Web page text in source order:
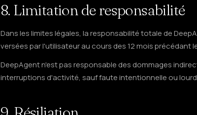
8. Limitation de responsabilité
Dans les limites légales, la responsabilité totale de
versées par l'utilisateur au cours des 12 mois précédant
DeepAgent n'est pas responsable des dommages
interruptions d'activité, sauf faute intentionnelle ou